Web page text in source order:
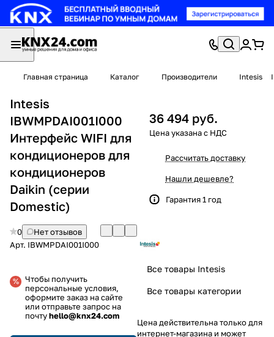
Главная страница Каталог Производители Intesis
Intesis
IBWMPDAI001I000
Интерфейс WIFI для
кондиционеров для
кондиционеров
Daikin (серии
Domestic)
0
Нет отзывов
Арт. IBWMPDAI001I000
Чтобы получить
персональные условия,
оформите заказ на сайте
или отправьте запрос на
почтуhello@knx24.com
36 494 руб.
Рассчитать доставку
Нашли дешевле?
Гарантия 1 год
Все товары Intesis
Все товары категории
Цена действительна только для
интернет-магазина и может